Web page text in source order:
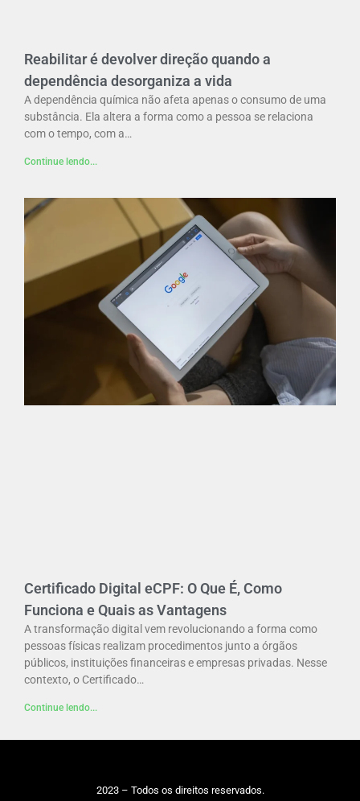
Reabilitar é devolver direção quando a
dependência desorganiza a vida
A dependência química não afeta apenas o consumo de uma
substância. Ela altera a forma como a pessoa se relaciona
com o tempo, com a…
Continue lendo...
Certificado Digital eCPF: O Que É, Como
Funciona e Quais as Vantagens
A transformação digital vem revolucionando a forma como
pessoas físicas realizam procedimentos junto a órgãos
públicos, instituições financeiras e empresas privadas. Nesse
contexto, o Certificado…
Continue lendo...
2023 – Todos os direitos reservados.